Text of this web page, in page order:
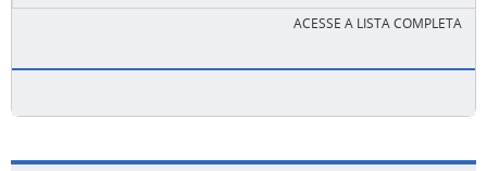
ACESSE A LISTA COMPLETA